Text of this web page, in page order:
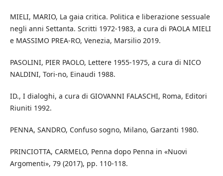
MIELI, MARIO, La gaia critica. Politica e liberazione sessuale
negli anni Settanta. Scritti 1972-1983, a cura di PAOLA MIELI
e MASSIMO PREA-RO, Venezia, Marsilio 2019.
PASOLINI, PIER PAOLO, Lettere 1955-1975, a cura di NICO
NALDINI, Tori-no, Einaudi 1988.
ID., I dialoghi, a cura di GIOVANNI FALASCHI, Roma, Editori
Riuniti 1992.
PENNA, SANDRO, Confuso sogno, Milano, Garzanti 1980.
PRINCIOTTA, CARMELO, Penna dopo Penna in «Nuovi
Argomenti», 79 (2017), pp. 110-118.